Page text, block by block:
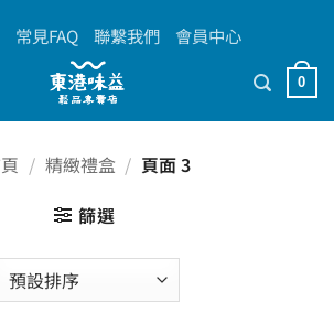
常見FAQ 聯繫我們 會員中心
0
/ 精緻禮盒 / 頁面 3
篩選